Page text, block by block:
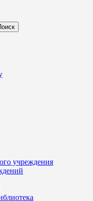
"Культура
учреждения